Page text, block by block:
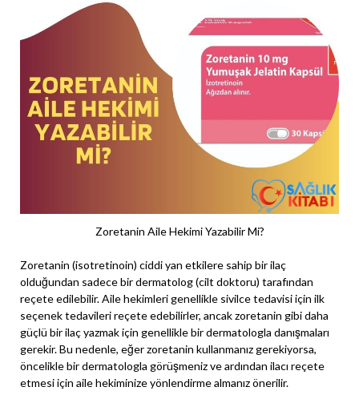
Zoretanin Aile Hekimi Yazabilir Mi?
Zoretanin (isotretinoin) ciddi yan etkilere sahip bir ilaç
olduğundan sadece bir dermatolog (cilt doktoru) tarafından
reçete edilebilir. Aile hekimleri genellikle sivilce tedavisi için ilk
seçenek tedavileri reçete edebilirler, ancak zoretanin gibi daha
güçlü bir ilaç yazmak için genellikle bir dermatologla danışmaları
gerekir. Bu nedenle, eğer zoretanin kullanmanız gerekiyorsa,
öncelikle bir dermatologla görüşmeniz ve ardından ilacı reçete
etmesi için aile hekiminize yönlendirme almanız önerilir.